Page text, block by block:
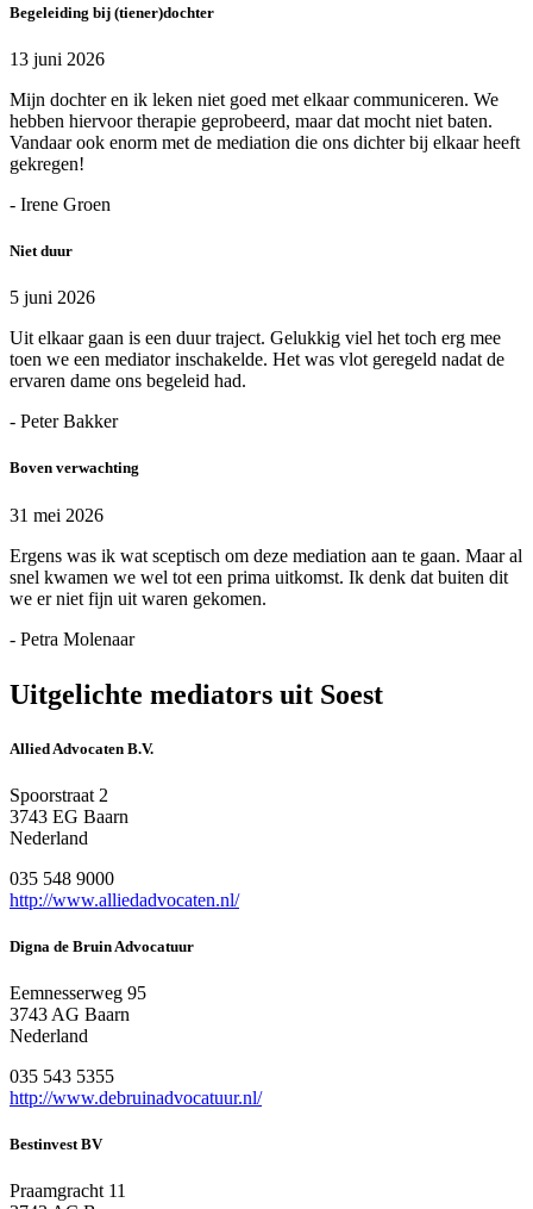
Begeleiding bij (tiener)dochter
13 juni 2026
Mijn dochter en ik leken niet goed met elkaar communiceren. We
hebben hiervoor therapie geprobeerd, maar dat mocht niet baten.
Vandaar ook enorm met de mediation die ons dichter bij elkaar heeft
gekregen!
- Irene Groen
Niet duur
5 juni 2026
Uit elkaar gaan is een duur traject. Gelukkig viel het toch erg mee
toen we een mediator inschakelde. Het was vlot geregeld nadat de
ervaren dame ons begeleid had.
- Peter Bakker
Boven verwachting
31 mei 2026
Ergens was ik wat sceptisch om deze mediation aan te gaan. Maar al
snel kwamen we wel tot een prima uitkomst. Ik denk dat buiten dit
we er niet fijn uit waren gekomen.
- Petra Molenaar
Uitgelichte mediators uit Soest
Allied Advocaten B.V.
Spoorstraat 2
3743 EG Baarn
Nederland
035 548 9000
http://www.alliedadvocaten.nl/
Digna de Bruin Advocatuur
Eemnesserweg 95
3743 AG Baarn
Nederland
035 543 5355
http://www.debruinadvocatuur.nl/
Bestinvest BV
Praamgracht 11